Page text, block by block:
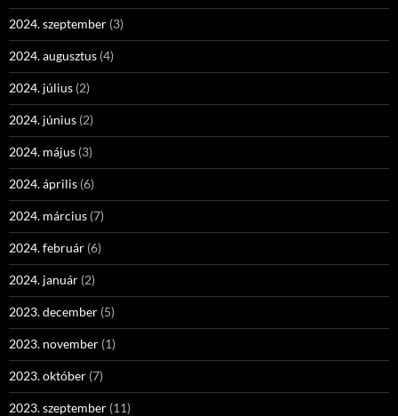
2024. szeptember (3)
2024. augusztus (4)
2024. július (2)
2024. június (2)
2024. május (3)
2024. április (6)
2024. március (7)
2024. február (6)
2024. január (2)
2023. december (5)
2023. november (1)
2023. október (7)
2023. szeptember (11)